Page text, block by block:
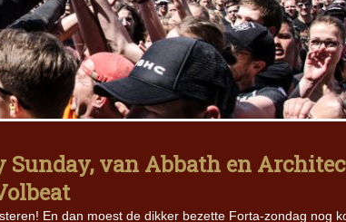
Sunday, van Abbath en
En dan moest de dikker bezette Forta-zondag nog